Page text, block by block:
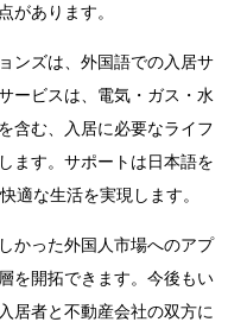
があります。
ンズは、外国語での入居サ
ービスは、電気・ガス・水
含む、入居に必要なライフ
ます。サポートは日本語を
適な生活を実現します。
かった外国人市場へのアプ
を開拓できます。今後もい
居者と不動産会社の双方に